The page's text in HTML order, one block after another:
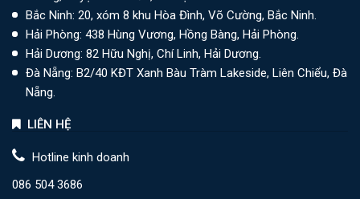
Bắc Ninh: 20, xóm 8 khu Hòa Đình, Võ Cường, Bắc Ninh.
Hải Phòng: 438 Hùng Vương, Hồng Bàng, Hải Phòng.
Hải Dương: 82 Hữu Nghị, Chí Linh, Hải Dương.
Đà Nẵng: B2/40 KĐT Xanh Bàu Tràm Lakeside, Liên Chiểu, Đà
Nẵng.
LIÊN HỆ
Hotline kinh doanh
086 504 3686